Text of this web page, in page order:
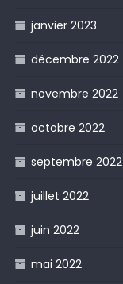
janvier 2023
décembre 2022
novembre 2022
octobre 2022
septembre 2022
juillet 2022
juin 2022
mai 2022